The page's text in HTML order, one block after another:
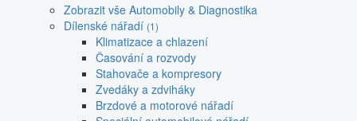
Zobrazit vše Automobily & Diagnostika
Dílenské nářadí (1)
Klimatizace a chlazení
Časování a rozvody
Stahovače a kompresory
Zvedáky a zdviháky
Brzdové a motorové nářadí